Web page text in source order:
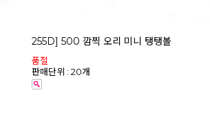
255D] 500 깜찍 오리 미니 탱탱볼
품절
판매단위 : 20개